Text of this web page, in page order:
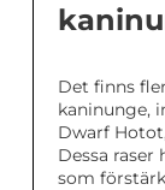
Det finns
kaninunge,
Dwarf
Dessa raser
som